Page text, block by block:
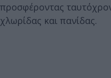
προσφέροντας
χλωρίδας και πανίδας.